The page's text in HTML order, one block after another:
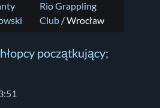
Rio Grappling
Club / Wrocław
początkujący;